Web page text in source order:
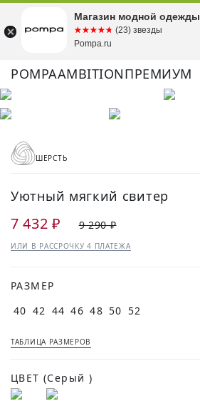
POMPAAMBITIONПРЕМИУМ
ШЕРСТЬ
Уютный мягкий свитер
7 432 ₽ 9 290 ₽
ИЛИ В РАССРОЧКУ 4 ПЛАТЕЖА
РАЗМЕР
40 42 44 46 48 50 52
ТАБЛИЦА РАЗМЕРОВ
ЦВЕТ (Серый )
Магазин модной одежды
☆☆☆☆☆
★★★★★ (23) звезды
Pompa.ru